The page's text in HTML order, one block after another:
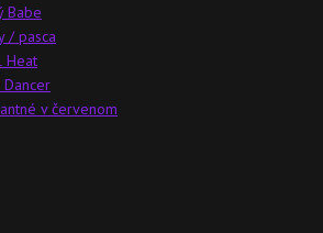
Babe
/ pasca
Heat
Dancer
v červenom